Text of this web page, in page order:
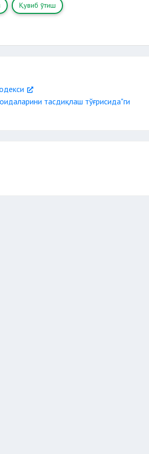
Қувиб ўтиш
тасдиқлаш тўғрисида"ги